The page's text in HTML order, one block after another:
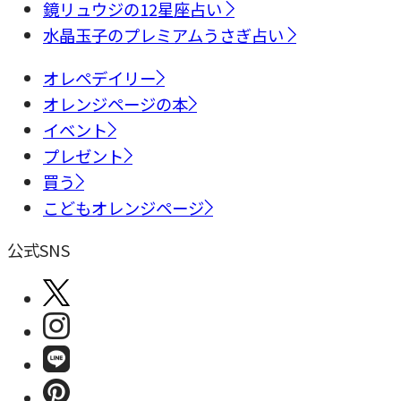
鏡リュウジの12星座占い
水晶玉子のプレミアムうさぎ占い
オレペデイリー
オレンジページの本
イベント
プレゼント
買う
こどもオレンジページ
公式SNS